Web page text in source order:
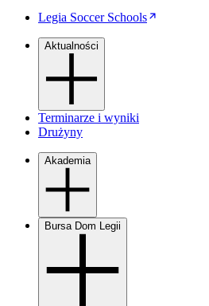
Legia Soccer Schools
Aktualności
Terminarze i wyniki
Drużyny
Akademia
Bursa Dom Legii